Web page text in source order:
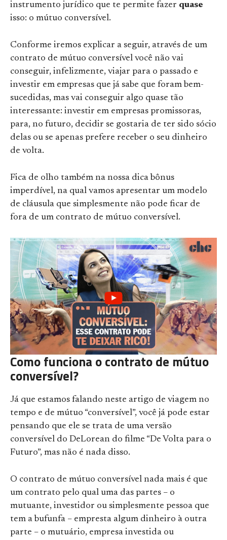
instrumento jurídico que te permite fazer quase
isso: o mútuo conversível.
Conforme iremos explicar a seguir, através de um
contrato de mútuo conversível você não vai
conseguir, infelizmente, viajar para o passado e
investir em empresas que já sabe que foram bem-
sucedidas, mas vai conseguir algo quase tão
interessante: investir em empresas promissoras,
para, no futuro, decidir se gostaria de ter sido sócio
delas ou se apenas prefere receber o seu dinheiro
de volta.
Fica de olho também na nossa dica bônus
imperdível, na qual vamos apresentar um modelo
de cláusula que simplesmente não pode ficar de
fora de um contrato de mútuo conversível.
Como funciona o contrato de mútuo
conversível?
Já que estamos falando neste artigo de viagem no
tempo e de mútuo “conversível”, você já pode estar
pensando que ele se trata de uma versão
conversível do DeLorean do filme “De Volta para o
Futuro”, mas não é nada disso.
O contrato de mútuo conversível nada mais é que
um contrato pelo qual uma das partes – o
mutuante, investidor ou simplesmente pessoa que
tem a bufunfa – empresta algum dinheiro à outra
parte – o mutuário, empresa investida ou